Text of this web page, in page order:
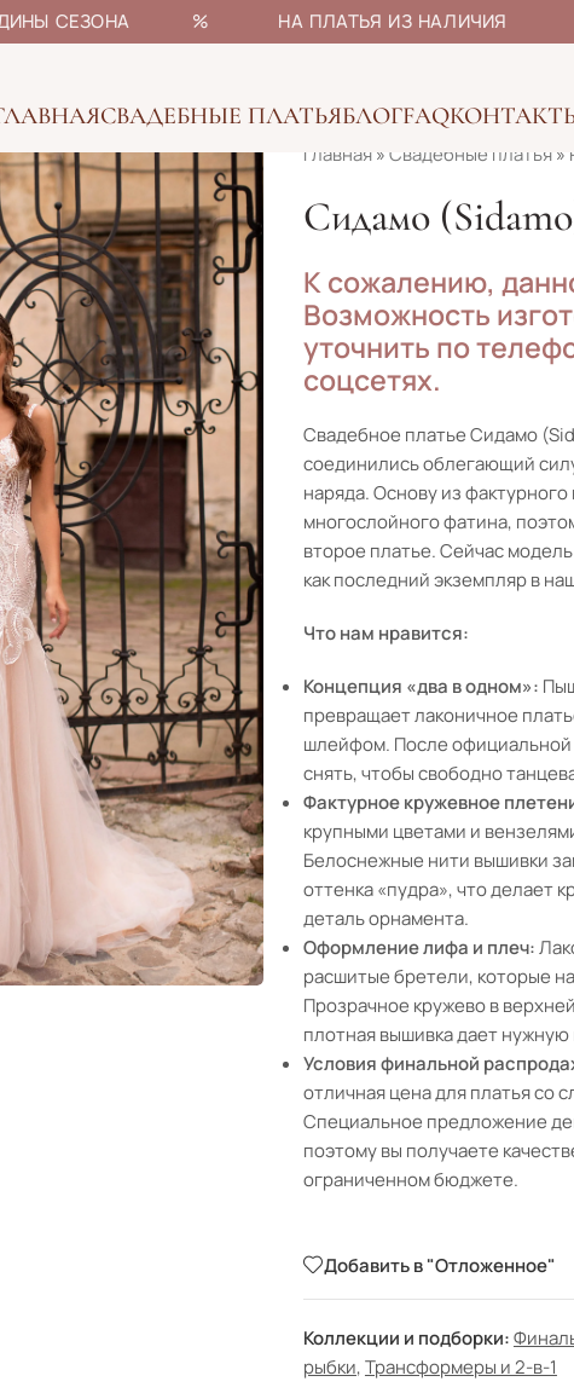
СЕЗОНА % НА ПЛАТЬЯ ИЗ НАЛИЧИЯ
СВАДЕБНЫЕ ПЛАТЬЯБЛОГFAQ
Главная»Свадебные платья»
Сидамо
К сожалению,
Возможность
уточнить по
соцсетях.
Свадебное платье Сидамо
соединились облегающий
наряда. Основу из
многослойного фатина,
второе платье. Сейчас
как последний экземпляр в
Что нам нравится:
Концепция «два в одном»:
превращает лаконичное
шлейфом. После официальной
снять, чтобы свободно
Фактурное кружевное
крупными цветами и
Белоснежные нити вышивки
оттенка «пудра», что делает
деталь орнамента.
Оформление лифа и плеч:
расшитые бретели, которые
Прозрачное кружево в
плотная вышивка дает
Условия финальной
отличная цена для платья со
Специальное предложение
поэтому вы получаете
ограниченном бюджете.
Добавить в "Отложенное"
Коллекции и подборки:
рыбки,Трансформеры и 2-в-1